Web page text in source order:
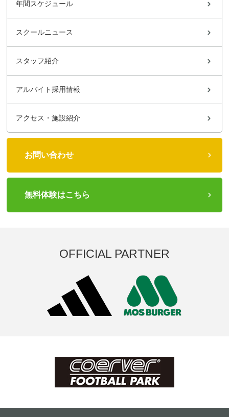
年間スケジュール
スクールニュース
スタッフ紹介
アルバイト採用情報
アクセス・施設紹介
お問い合わせ
無料体験はこちら
OFFICIAL PARTNER